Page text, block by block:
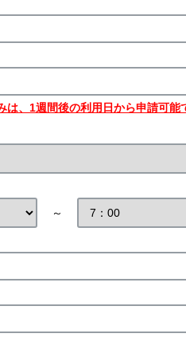
は、1週間後の利用日から申請可能
～